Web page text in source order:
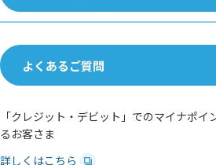
よくあるご質問
「クレジット・デビット」でのマイナポイ
るお客さま
詳しくはこちら